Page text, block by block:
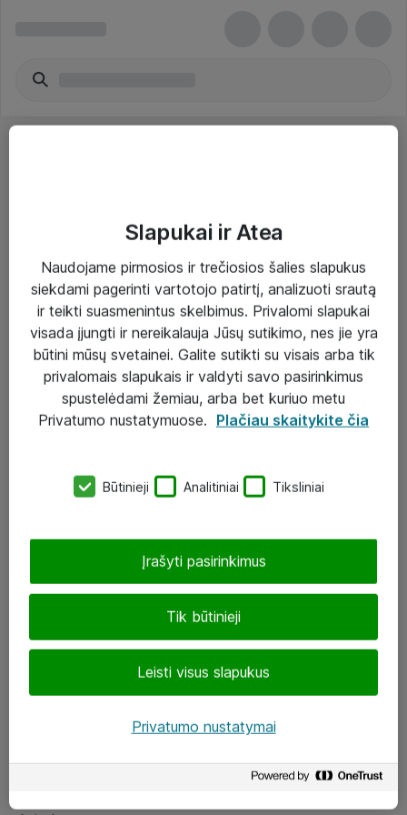
Paslaugos
Sprendimai
Įgyvendinti projektai
Atea ekspertų patarimai verslui
eShop@atea.lt
LinkedIn
Slapukai ir Atea
Naudojame pirmosios ir trečiosios šalies slapukus
siekdami pagerinti vartotojo patirtį, analizuoti srautą
ir teikti suasmenintus skelbimus. Privalomi slapukai
visada įjungti ir nereikalauja Jūsų sutikimo, nes jie yra
būtini mūsų svetainei. Galite sutikti su visais arba tik
privalomais slapukais ir valdyti savo pasirinkimus
spustelėdami žemiau, arba bet kuriuo metu
Privatumo nustatymuose. Plačiau skaitykite čia
Būtinieji Analitiniai Tiksliniai
Tik būtinieji
Leisti visus slapukus
Įrašyti pasirinkimus
Privatumo nustatymai